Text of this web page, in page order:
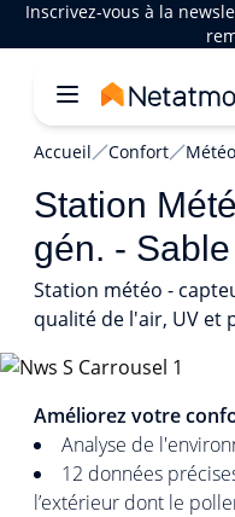
Inscrivez-vous à la
Accueil Confort
Station
gén. - Sable
Station météo -
qualité de l'air, UV et
Améliorez votre
Analyse de
12 données
l’extérieur dont le